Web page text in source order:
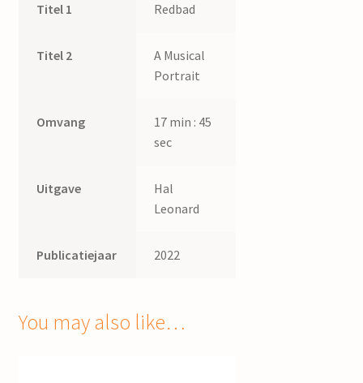
Titel 1 Redbad
Titel 2
A Musical
Portrait
Omvang
17 min : 45
sec
Uitgave
Hal
Leonard
Publicatiejaar 2022
You may also like…